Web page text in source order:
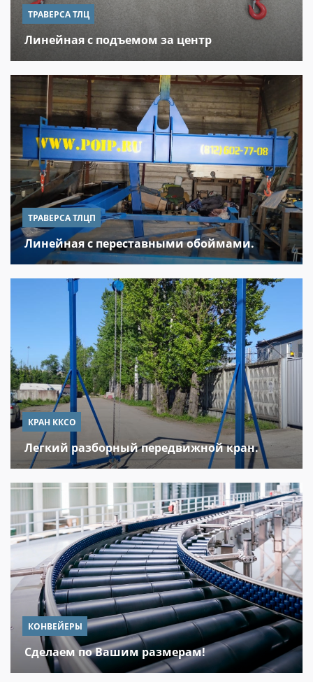
ТРАВЕРСА ТЛЦ
Линейная с подъемом за центр
ТРАВЕРСА ТЛЦП
Линейная с переставными обоймами.
КРАН ККСО
Легкий разборный передвижной кран.
КОНВЕЙЕРЫ
Сделаем по Вашим размерам!